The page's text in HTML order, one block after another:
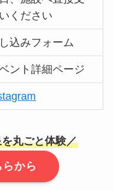
ください
込みフォーム
ント詳細ページ
丸ごと体験／
から